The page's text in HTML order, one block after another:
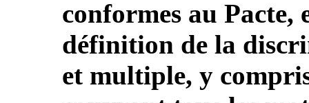
conformes au
définition de la
et multiple, y